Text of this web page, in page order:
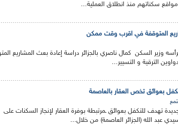
سكناتهم منذ انطلاق العملية...
المتوقفة في اقرب وقت ممكن
وزير السكن كمال ناصري بالجزائر دراسة إعادة بعث المشاريع
الترقية و التسيير...
بعوائق تخص العقار بالعاصمة
تهدف للتكفل بعوائق ـمرتبطة بوفرة العقار لإنجاز السكنات على
عبد الله (الجزائر العاصمة) من خلال...